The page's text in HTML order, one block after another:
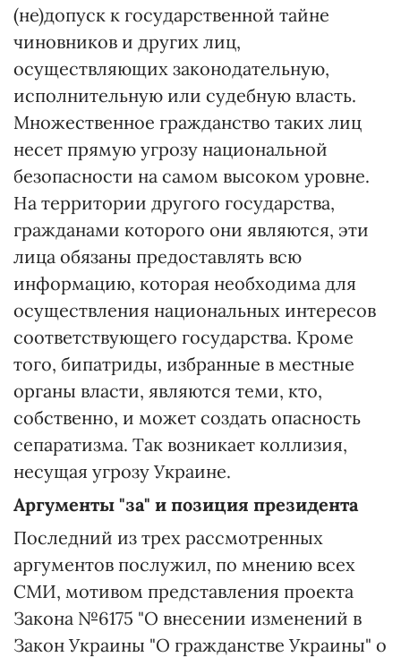
(не)допуск к государственной тайне
чиновников и других лиц,
осуществляющих законодательную,
исполнительную или судебную власть.
Множественное гражданство таких лиц
несет прямую угрозу национальной
безопасности на самом высоком уровне.
На территории другого государства,
гражданами которого они являются, эти
лица обязаны предоставлять всю
информацию, которая необходима для
осуществления национальных интересов
соответствующего государства. Кроме
того, бипатриды, избранные в местные
органы власти, являются теми, кто,
собственно, и может создать опасность
сепаратизма. Так возникает коллизия,
несущая угрозу Украине.
Аргументы "за" и позиция президента
Последний из трех рассмотренных
аргументов послужил, по мнению всех
СМИ, мотивом представления проекта
Закона №6175 "О внесении изменений в
Закон Украины "О гражданстве Украины" о